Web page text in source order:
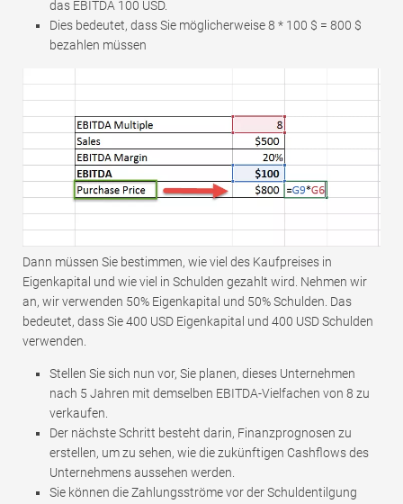
das EBITDA 100 USD.
Dies bedeutet, dass Sie möglicherweise 8 * 100 $ = 800 $
bezahlen müssen
Dann müssen Sie bestimmen, wie viel des Kaufpreises in
Eigenkapital und wie viel in Schulden gezahlt wird. Nehmen wir
an, wir verwenden 50% Eigenkapital und 50% Schulden. Das
bedeutet, dass Sie 400 USD Eigenkapital und 400 USD Schulden
verwenden.
Stellen Sie sich nun vor, Sie planen, dieses Unternehmen
nach 5 Jahren mit demselben EBITDA-Vielfachen von 8 zu
verkaufen.
Der nächste Schritt besteht darin, Finanzprognosen zu
erstellen, um zu sehen, wie die zukünftigen Cashflows des
Unternehmens aussehen werden.
Sie können die Zahlungsströme vor der Schuldentilgung